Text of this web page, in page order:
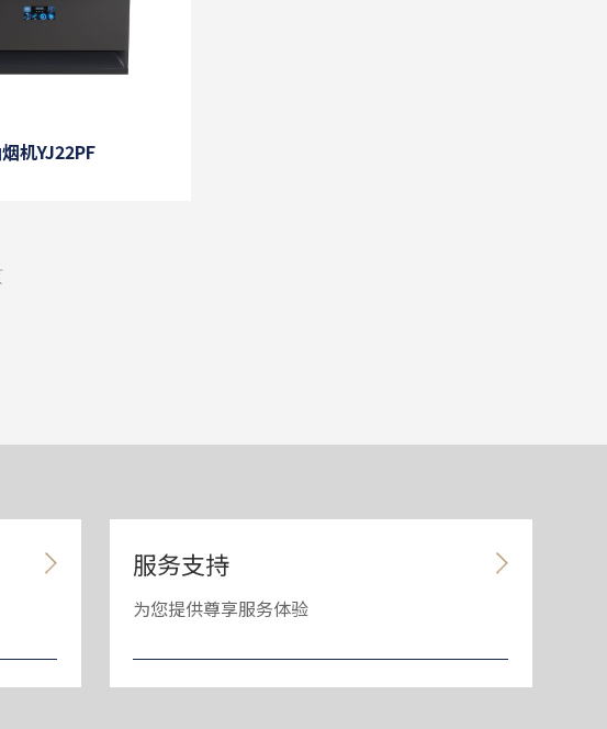
机YJ22PF
服务支持
为您提供尊享服务体验